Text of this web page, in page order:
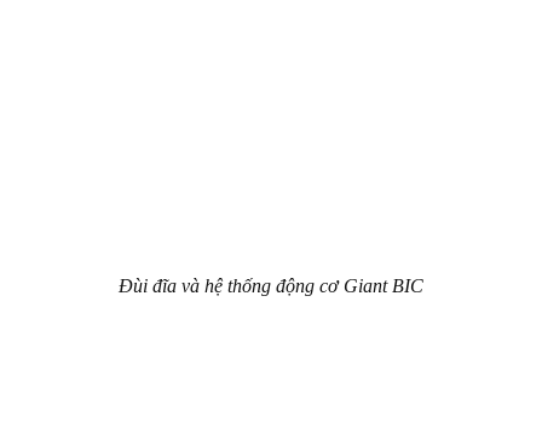
Đùi đĩa và hệ thống động cơ Giant BIC